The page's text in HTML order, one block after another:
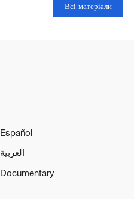
Всі матеріали
Español
العربية
Documentary